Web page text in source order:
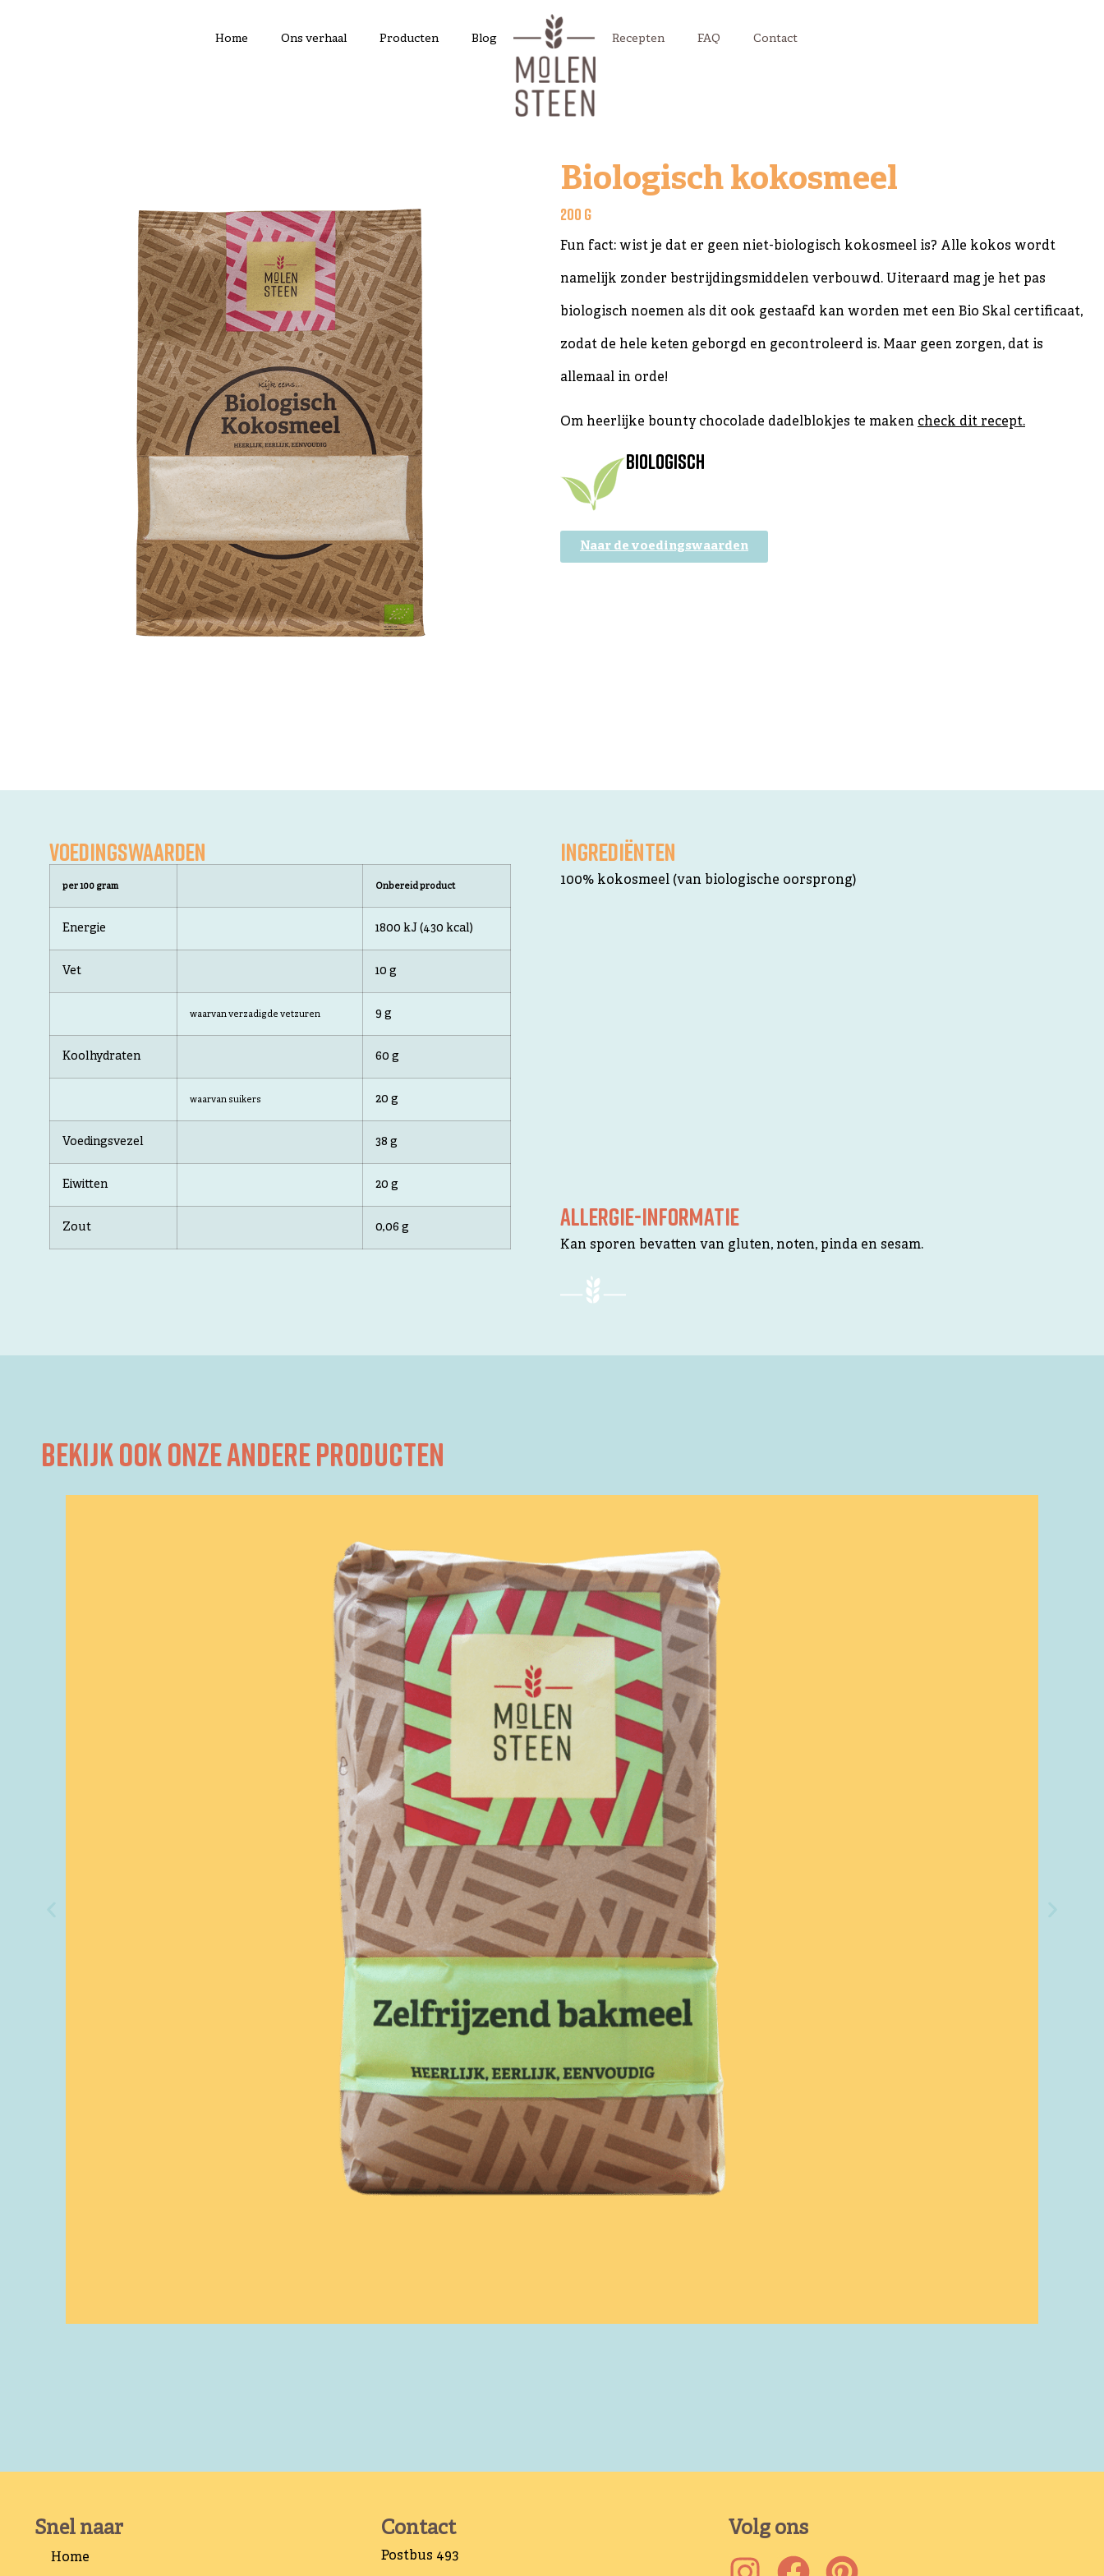
Home Ons verhaal Producten Blog Recepten FAQ Contact
Biologisch kokosmeel
200 g
Fun fact: wist je dat er geen niet-biologisch kokosmeel is? Alle kokos wordt
namelijk zonder bestrijdingsmiddelen verbouwd. Uiteraard mag je het pas
biologisch noemen als dit ook gestaafd kan worden met een Bio Skal certificaat,
zodat de hele keten geborgd en gecontroleerd is. Maar geen zorgen, dat is
allemaal in orde!
Om heerlijke bounty chocolade dadelblokjes te maken check dit recept.
Biologisch
Naar de voedingswaarden
VOEDINGSWAARDEN
per 100 gram Onbereid product
Energie 1800 kJ (430 kcal)
Vet 10 g
waarvan verzadigde vetzuren 9 g
Koolhydraten 60 g
waarvan suikers 20 g
Voedingsvezel 38 g
Eiwitten 20 g
Zout 0,06 g
INGREDIËNTEN
100% kokosmeel (van biologische oorsprong)
ALLERGIE-INFORMATIE
Kan sporen bevatten van gluten, noten, pinda en sesam.
Bekijk ook onze andere producten
Snel naar
Home
Contact
Postbus 493
Volg ons